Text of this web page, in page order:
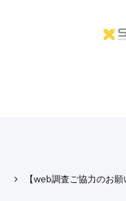
【web調査ご協力のお